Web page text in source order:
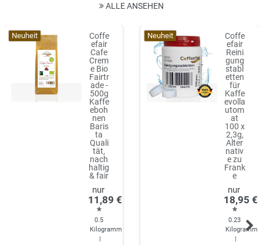
ALLE ANSEHEN
Neuheit
Coffe
efair
Cafe
Crem
e Bio
Fairtr
ade -
500g
Kaffe
eboh
nen
Baris
ta
Quali
tät,
nach
haltig
& fair
11,89 €
*
0.5
Kilogramm
Neuheit
Coffe
efair
Reini
gung
stabl
etten
für
Kaffe
evolla
utom
at
100 x
2,3g,
Alter
nativ
e zu
Frank
e
18,95 €
*
0.23
Kilogramm